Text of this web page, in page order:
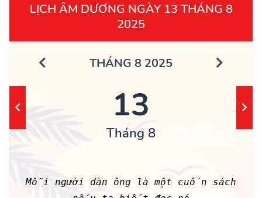
LỊCH ÂM DƯƠNG NGÀY 13 THÁNG 8
2025
THÁNG 8 2025
13
Tháng 8
Mỗi người đàn ông là một cuốn sách